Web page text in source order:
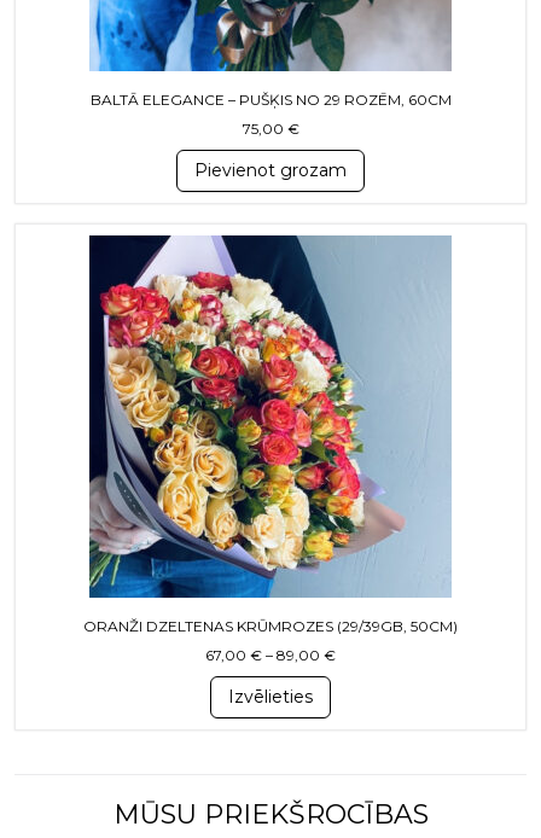
BALTĀ ELEGANCE – PUŠĶIS NO 29 ROZĒM, 60CM
75,00 €
Pievienot grozam
ORANŽI DZELTENAS KRŪMROZES (29/39GB, 50CM)
67,00 € – 89,00 €Price range: 67,00 €
Izvēlieties
This product has multiple variants.
MŪSU PRIEKŠROCĪBAS